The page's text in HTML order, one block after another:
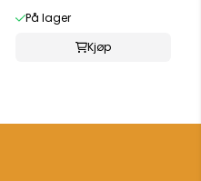
På lager
Kjøp